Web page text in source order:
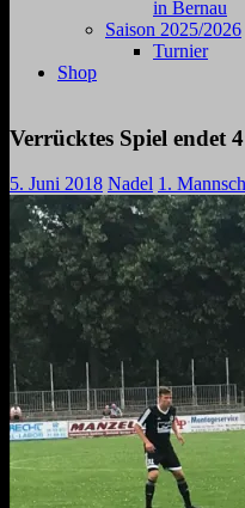
in Bernau
Saison 2025/2026
Turnier
Shop
Verrücktes Spiel endet
5. Juni 2018 Nadel 1.